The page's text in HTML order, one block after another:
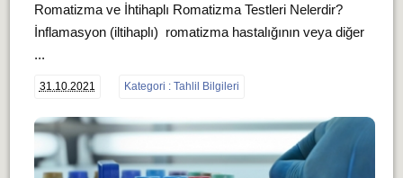
Romatizma ve İhtihaplı Romatizma Testleri Nelerdir?
İnflamasyon (iltihaplı) romatizma hastalığının veya diğer
...
31.10.2021 Kategori : Tahlil Bilgileri